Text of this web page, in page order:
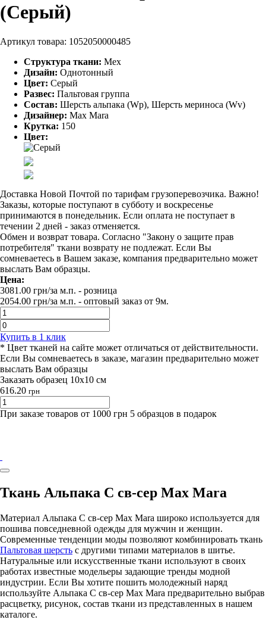
(Серый)
Артикул товара: 1052050000485
Структура ткани: Мех
Дизайн: Однотонный
Цвет: Серый
Развес: Пальтовая группа
Состав: Шерсть альпака (Wp), Шерсть мериноса (Wv)
Дизайнер: Max Mara
Крутка: 150
Цвет:
Доставка Новой Почтой по тарифам грузоперевозчика. Важно!
Заказы, которые поступают в субботу и воскресенье
принимаются в понедельник. Если оплата не поступает в
течении 2 дней - заказ отменяется.
Обмен и возврат товара. Согласно "Закону о защите прав
потребителя" ткани возврату не подлежат. Если Вы
сомневаетесь в Вашем заказе, компания предварительно может
выслать Вам образцы.
Цена:
3081.00 грн/за м.п. - розница
2054.00 грн/за м.п. - оптовый заказ от 9м.
Купить в 1 клик
* Цвет тканей на сайте может отличаться от действительности.
Если Вы сомневаетесь в заказе, магазин предварительно может
выслать Вам образцы
Заказать образец 10х10 см
616.20 грн
При заказе товаров от 1000 грн 5 образцов в подарок
Ткань Альпака С св-сер Max Mara
Материал Альпака С св-сер Max Mara широко используется для
пошива повседневной одежды для мужчин и женщин.
Современные тенденции моды позволяют комбинировать ткань
Пальтовая шерсть с другими типами материалов в шитье.
Натуральные или искусственные ткани используют в своих
работах известные модельеры задающие тренды модной
индустрии. Если Вы хотите пошить молодежный наряд
используйте Альпака С св-сер Max Mara предварительно выбрав
расцветку, рисунок, состав ткани из представленных в нашем
каталоге.